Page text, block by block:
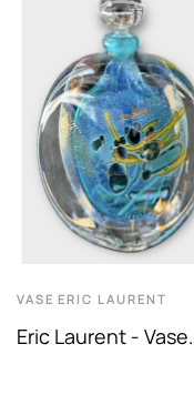
Jaunes,...
VASE ERIC LAURENT
Eric Laurent - Vase